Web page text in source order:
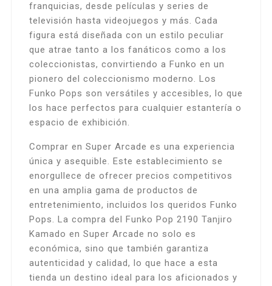
franquicias, desde películas y series de
televisión hasta videojuegos y más. Cada
figura está diseñada con un estilo peculiar
que atrae tanto a los fanáticos como a los
coleccionistas, convirtiendo a Funko en un
pionero del coleccionismo moderno. Los
Funko Pops son versátiles y accesibles, lo que
los hace perfectos para cualquier estantería o
espacio de exhibición.
Comprar en Super Arcade es una experiencia
única y asequible. Este establecimiento se
enorgullece de ofrecer precios competitivos
en una amplia gama de productos de
entretenimiento, incluidos los queridos Funko
Pops. La compra del Funko Pop 2190 Tanjiro
Kamado en Super Arcade no solo es
económica, sino que también garantiza
autenticidad y calidad, lo que hace a esta
tienda un destino ideal para los aficionados y